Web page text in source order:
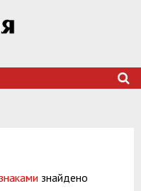
знайдено